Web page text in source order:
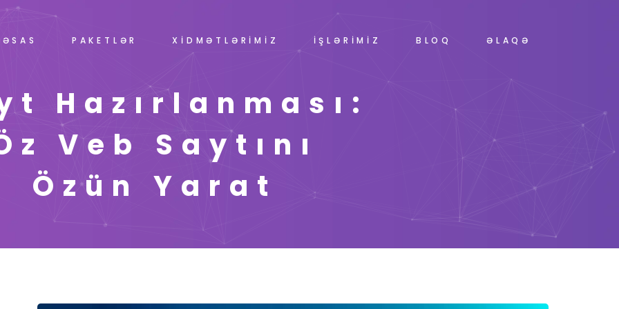
ƏSAS PAKETLƏR XİDMƏTLƏRİMİZ İŞLƏRİMİZ BLOQ ƏLAQƏ
Hazırlanması:
Veb Saytını
Özün Yarat